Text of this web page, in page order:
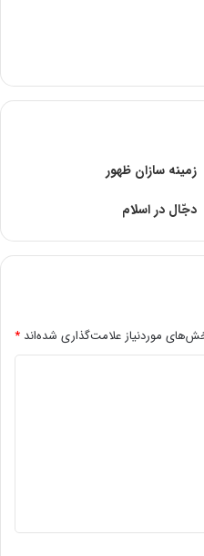
زمینه سازان ظهور
دجّال در اسلام
موردنیاز علامت‌گذاری شده‌اند *